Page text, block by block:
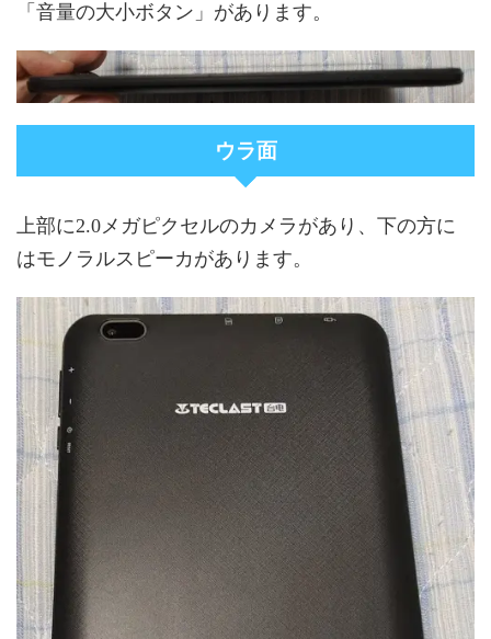
「音量の大小ボタン」があります。
ウラ面
上部に2.0メガピクセルのカメラがあり、下の方に
はモノラルスピーカがあります。